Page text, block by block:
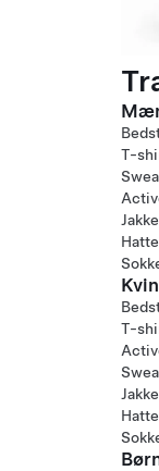
T-
Hatte
T-
Hatte